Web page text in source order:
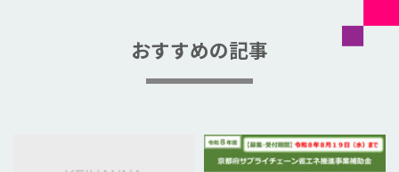
おすすめの記事